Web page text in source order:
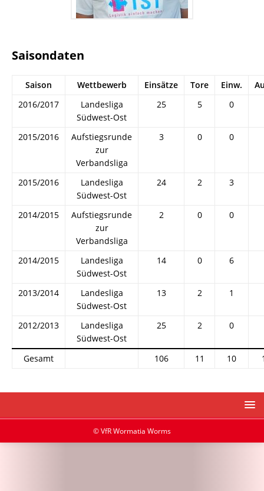
Saisondaten
Saison Wettbewerb Einsätze Tore Einw.
2016/2017
Landesliga
Südwest-Ost
25 5 0
2015/2016
Aufstiegsrunde
zur
Verbandsliga
3 0 0
2015/2016
Landesliga
Südwest-Ost
24 2 3
2014/2015
Aufstiegsrunde
zur
Verbandsliga
2 0 0
2014/2015
Landesliga
Südwest-Ost
14 0 6
2013/2014
Landesliga
Südwest-Ost
13 2 1
2012/2013
Landesliga
Südwest-Ost
25 2 0
Gesamt 106 11 10
© VfR Wormatia Worms